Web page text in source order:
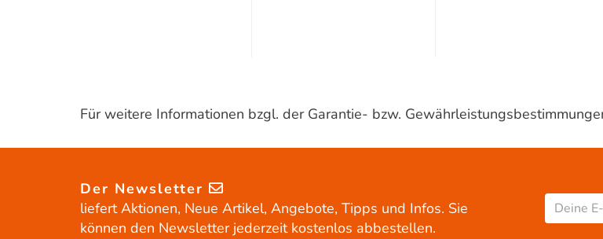
Für weitere Informationen bzgl. der Garantie- bzw.
Der Newsletter
liefert Aktionen, Neue Artikel, Angebote, Tipps und Infos. Sie
können den Newsletter jederzeit kostenlos abbestellen.